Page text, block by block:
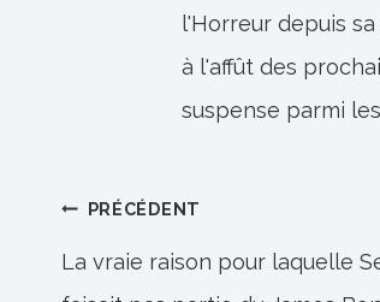
l'Horreur depuis
à l'affût des
suspense parmi
Navigation
de
PRÉCÉDENT
La vraie raison pour laquelle